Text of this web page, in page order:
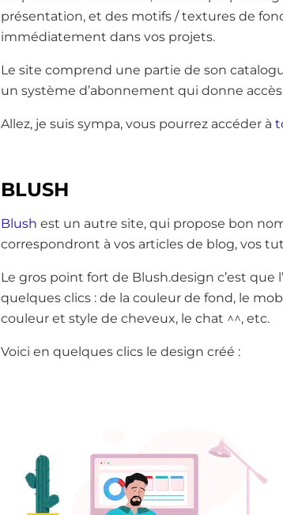
présentation, et des motifs / textures de
immédiatement dans vos projets.
Le site comprend une partie de son
un système d’abonnement qui donne
Allez, je suis sympa, vous pourrez accéder à
BLUSH
Blush est un autre site, qui propose bon
correspondront à vos articles de blog, vos
Le gros point fort de Blush.design c’est
quelques clics : de la couleur de fond, le
couleur et style de cheveux, le chat ^^, etc.
Voici en quelques clics le design créé :